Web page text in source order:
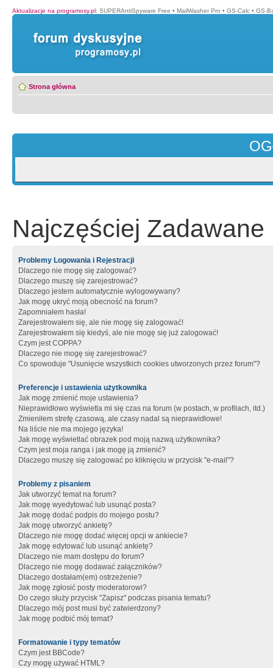
Aktualizacje na programosy.pl: SUPERAntiSpyware Free • MailWasher Pro • GS-Calc • GS-
Strona główna
Najczęściej Zadawane
Problemy Logowania i Rejestracji
Dlaczego nie mogę się zalogować?
Dlaczego muszę się zarejestrować?
Dlaczego jestem automatycznie wylogowywany?
Jak mogę ukryć moją obecność na forum?
Zapomniałem hasła!
Zarejestrowałem się, ale nie mogę się zalogować!
Zarejestrowałem się kiedyś, ale nie mogę się już zalogować!
Czym jest COPPA?
Dlaczego nie mogę się zarejestrować?
Co spowoduje "Usunięcie wszystkich cookies utworzonych przez forum"?
Preferencje i ustawienia użytkownika
Jak mogę zmienić moje ustawienia?
Nieprawidłowo wyświetla mi się czas na forum (w postach, w profilach, itd.)
Zmieniłem strefę czasową, ale czasy nadal są nieprawidłowe!
Na liście nie ma mojego języka!
Jak mogę wyświetlać obrazek pod moją nazwą użytkownika?
Czym jest moja ranga i jak mogę ją zmienić?
Dlaczego muszę się zalogować po kliknięciu w przycisk "e-mail"?
Problemy z pisaniem
Jak utworzyć temat na forum?
Jak mogę wyedytować lub usunąć posta?
Jak mogę dodać podpis do mojego postu?
Jak mogę utworzyć ankietę?
Dlaczego nie mogę dodać więcej opcji w ankiecie?
Jak mogę edytować lub usunąć ankietę?
Dlaczego nie mam dostępu do forum?
Dlaczego nie mogę dodawać załączników?
Dlaczego dostałam(em) ostrzeżenie?
Jak mogę zgłosić posty moderatorowi?
Do czego służy przycisk "Zapisz" podczas pisania tematu?
Dlaczego mój post musi być zatwierdzony?
Jak mogę podbić mój temat?
Formatowanie i typy tematów
Czym jest BBCode?
Czy mogę używać HTML?